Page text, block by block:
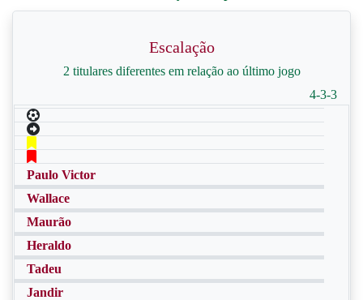
Escalação
2 titulares diferentes em relação ao último jogo
4-3-3
Paulo Victor
Wallace
Maurão
Heraldo
Tadeu
Jandir